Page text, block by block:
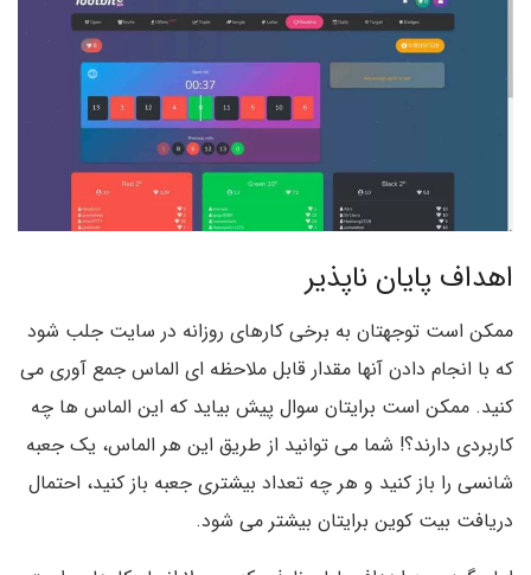
اهداف پایان ناپذیر
ممکن است توجهتان به برخی کارهای روزانه در سایت جلب شود
که با انجام دادن آنها مقدار قابل ملاحظه ای الماس جمع آوری می
کنید. ممکن است برایتان سوال پیش بیاید که این الماس ها چه
کاربردی دارند؟! شما می توانید از طریق این هر الماس، یک جعبه
شانسی را باز کنید و هر چه تعداد بیشتری جعبه باز کنید، احتمال
دریافت بیت کوین برایتان بیشتر می شود.